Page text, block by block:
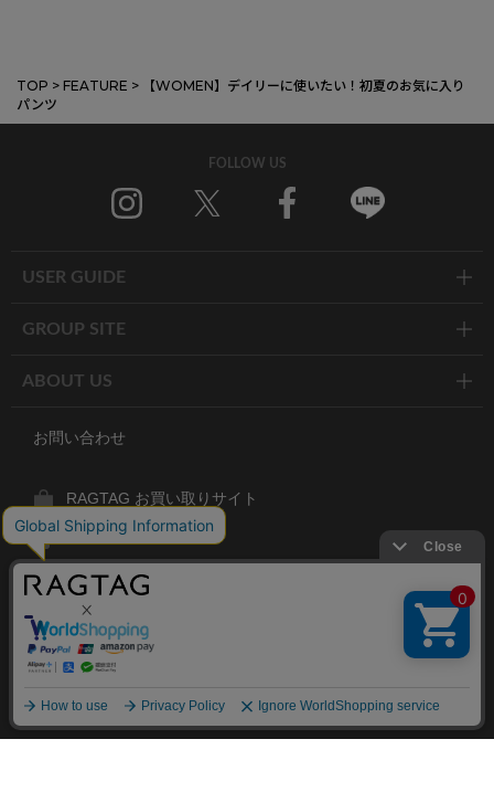
TOP > FEATURE >
【WOMEN】デイリーに使いたい！初夏のお気に入り
パンツ
FOLLOW US
USER GUIDE
GROUP SITE
ABOUT US
お問い合わせ
RAGTAG お買い取りサイト
RAGTAG 公式アプリ
RAGTAG MEMBER'S CARD
RAGTAG MAGAZINE
RAGTAG Global